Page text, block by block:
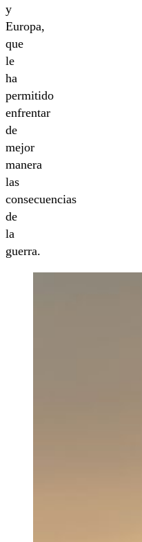
y
Europa,
que
le
ha
permitido
enfrentar
de
mejor
manera
las
consecuencias
de
la
guerra.